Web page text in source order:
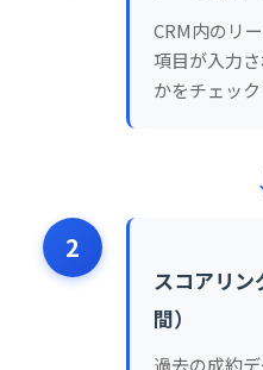
CRM内のリ
項目が入力
かをチェック
2
スコアリン
間）
過去の成約